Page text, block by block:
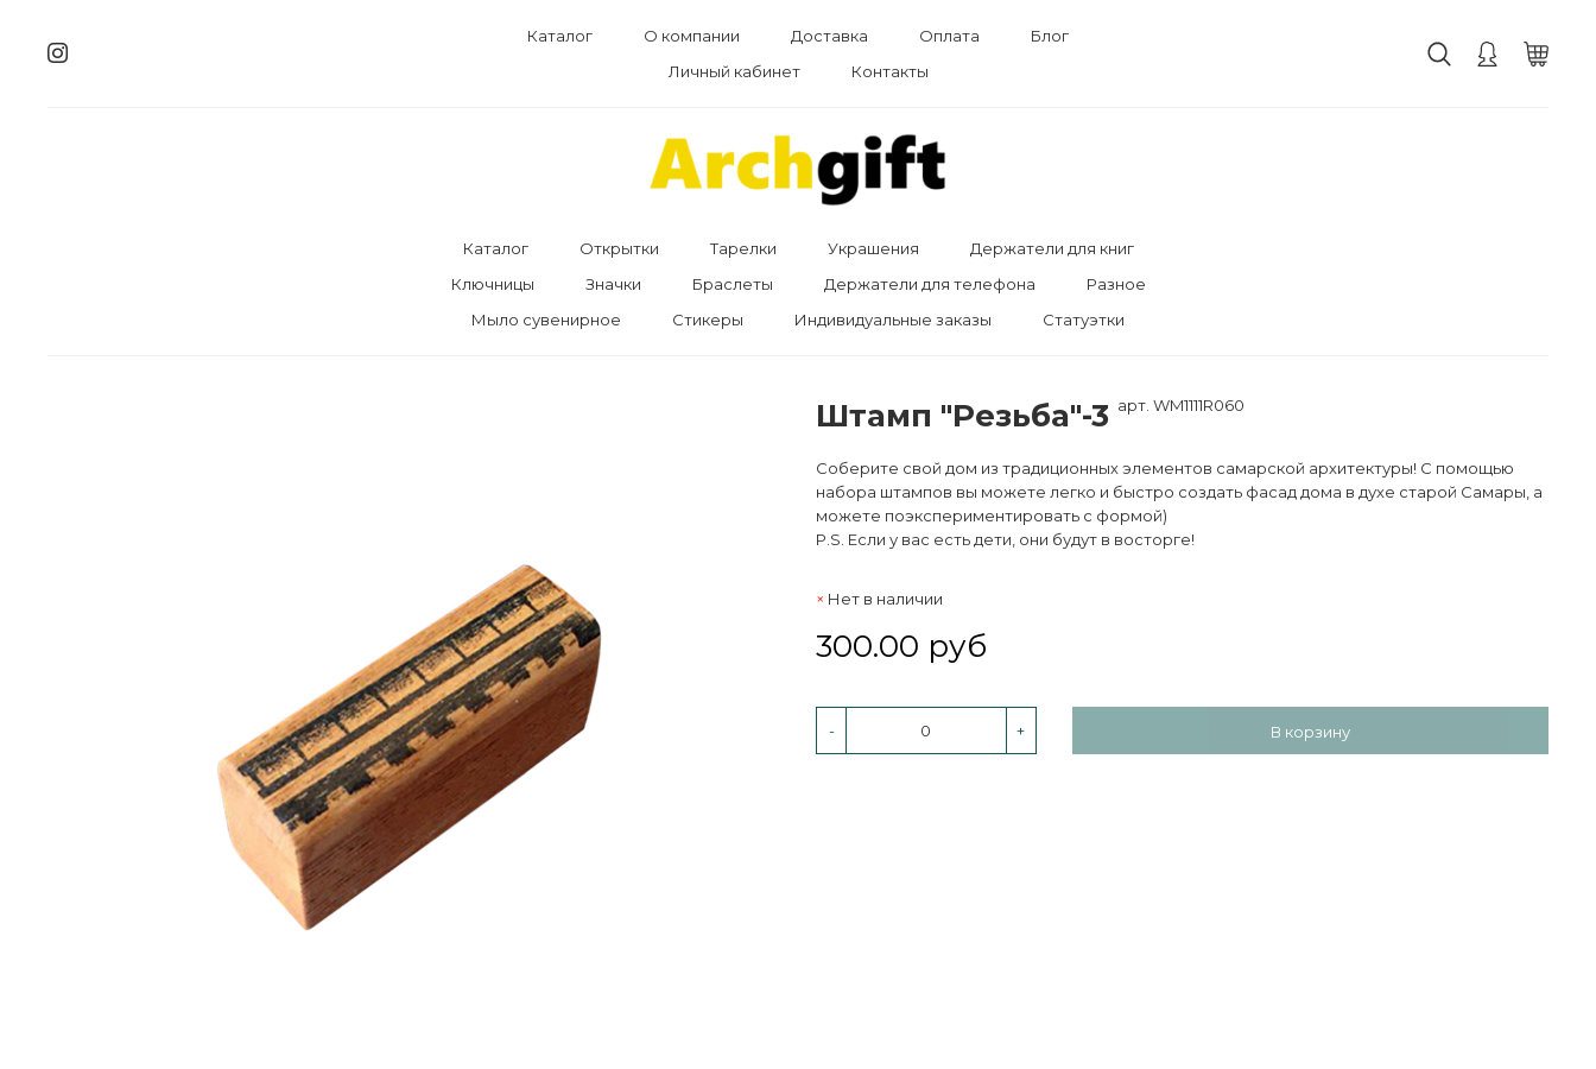
Каталог О компании Доставка Оплата
Блог
Личный кабинет
Контакты
Каталог Открытки Тарелки Украшения
Держатели для книг
Ключницы
Значки Браслеты Держатели для телефона
Разное
Мыло сувенирное
Стикеры Индивидуальные заказы Статуэтки
Штамп "Резьба"-3 арт. WM1111R060
Соберите свой дом из традиционных элементов самарской архитектуры! С помощью
набора штампов вы можете легко и быстро создать фасад дома в духе старой Самары, а
можете поэкспериментировать с формой)
P.S. Если у вас есть дети, они будут в восторге!
Нет в наличии
300.00 руб
- + В корзину